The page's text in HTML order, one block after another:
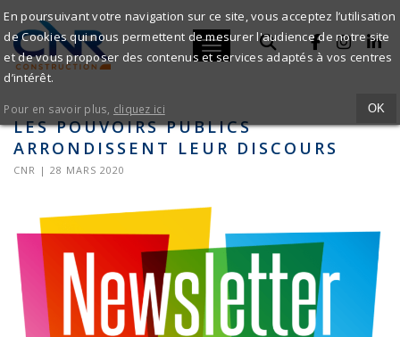
LES
POUVOIRS
PUBLICS
ARRONDISSENT
LEUR
DISCOURS
CNR
CONSTRUCTION
Toggle navigation
ACCUEIL
LES POUVOIRS PUBLICS ARRONDISSENT LEUR DISCOURS
LES POUVOIRS PUBLICS
ARRONDISSENT LEUR DISCOURS
CNR | 28 MARS 2020
En poursuivant votre navigation sur ce site, vous acceptez l’utilisation
de Cookies qui nous permettent de mesurer l'audience de notre site
et de vous proposer des contenus et services adaptés à vos centres
d’intérêt.
Pour en savoir plus, cliquez ici OK